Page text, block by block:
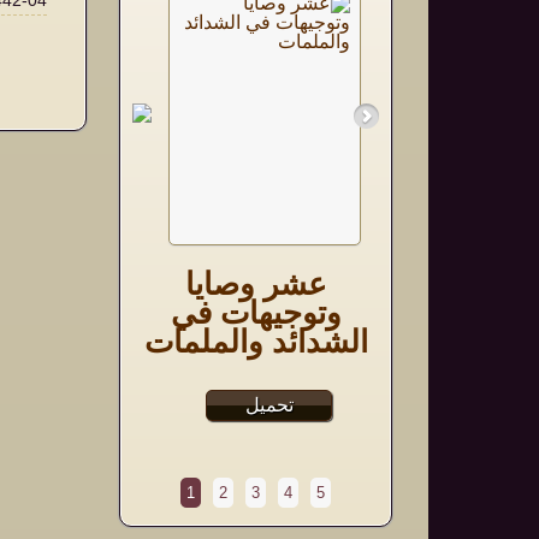
عشر وصايا
وتوجيهات في
الشدائد والملمات
تحميل
1 2 3 4 5